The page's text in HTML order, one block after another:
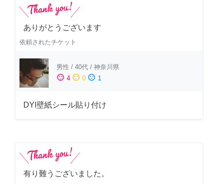
ありがとうございます
依頼されたチケット
男性 / 40代 / 神奈川県
sentiment_satisfied 4 sentiment_neutral 0 sentiment_dissatisfied 1
DYI壁紙シール貼り付け
有り難うございました。